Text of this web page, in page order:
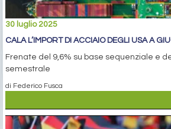
30 luglio 2025
CALA L’IMPORT DI ACCIAIO DEGLI USA A
Frenate del 9,6% su base sequenziale e
semestrale
di Federico Fusca